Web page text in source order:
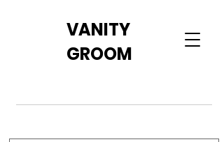
VANITY
GROOM